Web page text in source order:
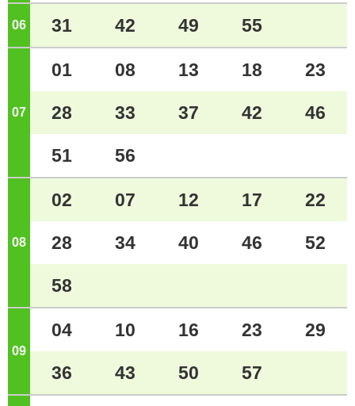
06 31 42 49 55
07
01 08 13 18 23
28 33 37 42 46
51 56
08
02 07 12 17 22
28 34 40 46 52
58
09 ジ
04 10 16 23 29
36 43 50 57